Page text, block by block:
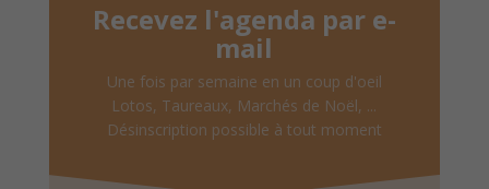
Recevez l'agenda par e-
mail
Une fois par semaine en un coup d'oeil
Lotos, Taureaux, Marchés de Noël, ...
Désinscription possible à tout moment